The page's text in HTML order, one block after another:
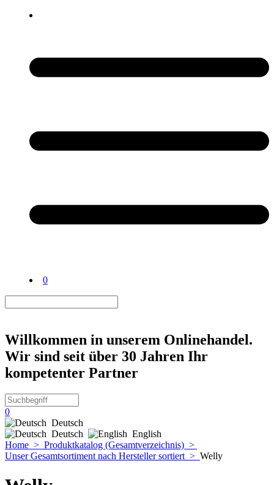
0
Willkommen in unserem Onlinehandel.
Wir sind seit über 30 Jahren Ihr
kompetenter Partner
0
Deutsch
Deutsch
English
Home > Produktkatalog (Gesamtverzeichnis) >
Unser Gesamtsortiment nach Hersteller sortiert > Welly